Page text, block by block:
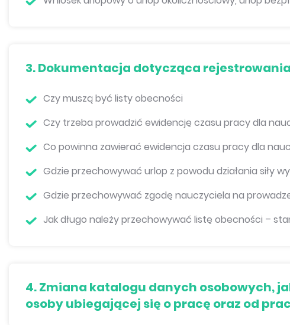
3. Dokumentacja dotycząca
Czy muszą być listy obecności
Czy trzeba prowadzić ewidencję czasu pracy dla
Co powinna zawierać ewidencja czasu pracy dla
Gdzie przechowywać urlop z powodu działania siły
Gdzie przechowywać zgodę nauczyciela na
Jak długo należy przechowywać listę obecności –
4. Zmiana katalogu danych osobowych,
osoby ubiegającej się o pracę oraz od